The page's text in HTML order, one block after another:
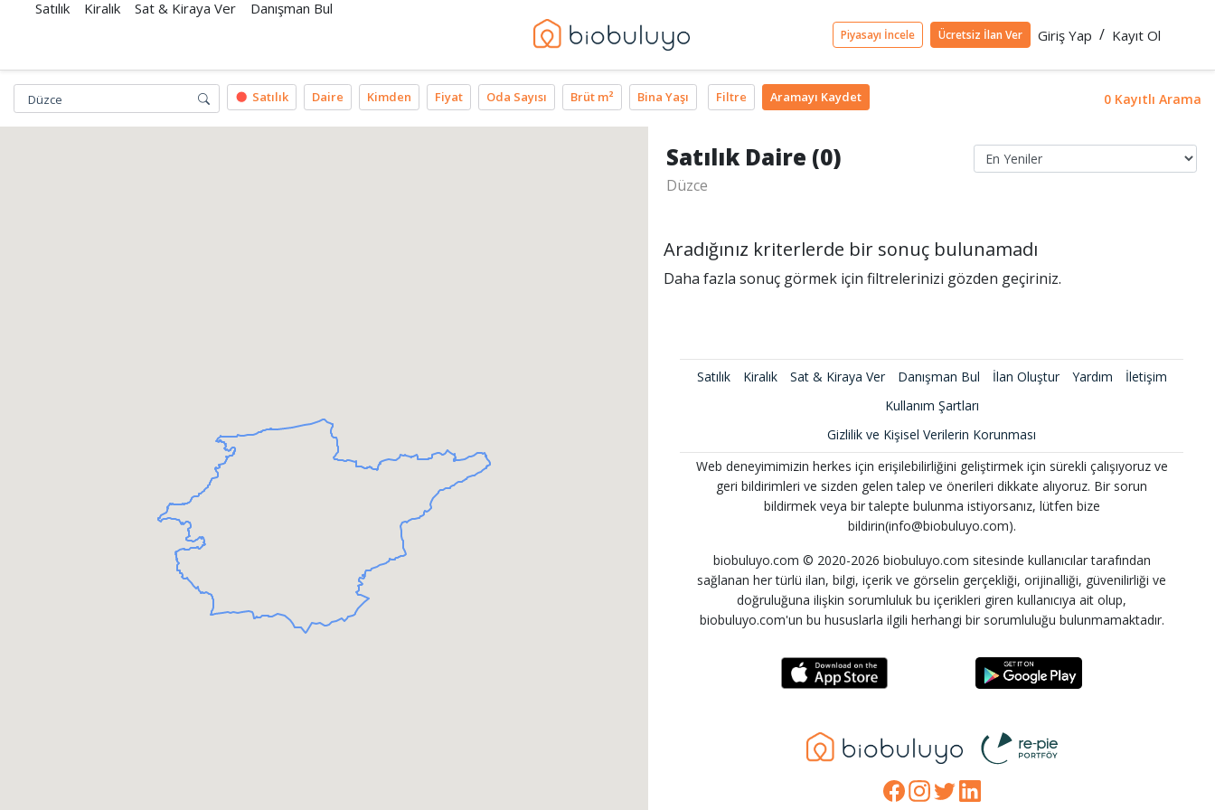
Satılık Kiralık Sat & Kiraya Ver Danışman Bul
Piyasayı İncele Ücretsiz İlan Ver Giriş Yap / Kayıt Ol
Düzce Satılık Daire Kimden Fiyat Oda Sayısı Brüt m² Bina Yaşı Filtre Aramayı Kaydet 0 Kayıtlı Arama
Satılık Daire (0)
Düzce
Aradığınız kriterlerde bir sonuç bulunamadı
Daha fazla sonuç görmek için filtrelerinizi gözden geçiriniz.
Satılık Kiralık Sat & Kiraya Ver Danışman Bul İlan Oluştur Yardım
İletişim
Kullanım Şartları
Gizlilik ve Kişisel Verilerin Korunması
Web deneyimimizin herkes için erişilebilirliğini geliştirmek için sürekli çalışıyoruz ve
geri bildirimleri ve sizden gelen talep ve önerileri dikkate alıyoruz. Bir sorun
bildirmek veya bir talepte bulunma istiyorsanız, lütfen bize
bildirin(info@biobuluyo.com).
biobuluyo.com © 2020-2026 biobuluyo.com sitesinde kullanıcılar tarafından
sağlanan her türlü ilan, bilgi, içerik ve görselin gerçekliği, orijinalliği, güvenilirliği ve
doğruluğuna ilişkin sorumluluk bu içerikleri giren kullanıcıya ait olup,
biobuluyo.com'un bu hususlarla ilgili herhangi bir sorumluluğu bulunmamaktadır.